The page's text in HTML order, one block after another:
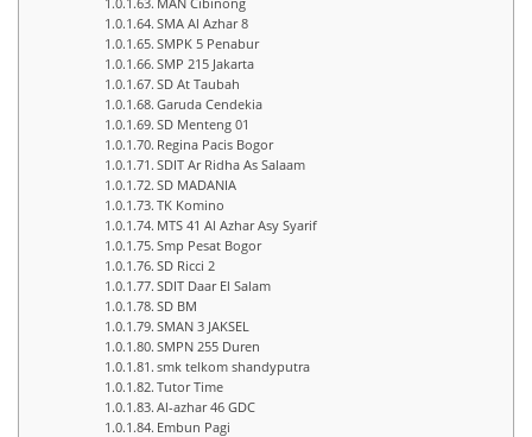
MAN Cibinong
SMA Al Azhar 8
SMPK 5 Penabur
SMP 215 Jakarta
SD At Taubah
Garuda Cendekia
SD Menteng 01
Regina Pacis Bogor
SDIT Ar Ridha As Salaam
SD MADANIA
TK Komino
MTS 41 Al Azhar Asy Syarif
Smp Pesat Bogor
SD Ricci 2
SDIT Daar El Salam
SD BM
SMAN 3 JAKSEL
SMPN 255 Duren
smk telkom shandyputra
Tutor Time
Al-azhar 46 GDC
Embun Pagi